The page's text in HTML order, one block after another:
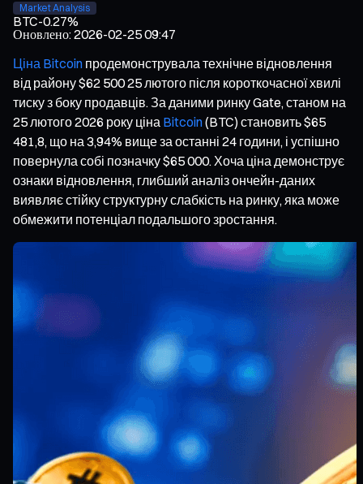
Market Analysis
BTC-0.27%
Оновлено:2026-02-25 09:47
Ціна Bitcoin продемонструвала технічне відновлення
від району $62 500 25 лютого після короткочасної хвилі
тиску з боку продавців. За даними ринку Gate, станом на
25 лютого 2026 року ціна Bitcoin(BTC) становить $65
481,8, що на 3,94% вище за останні 24 години, і успішно
повернула собі позначку $65 000. Хоча ціна демонструє
ознаки відновлення, глибший аналіз ончейн-даних
виявляє стійку структурну слабкість на ринку, яка може
обмежити потенціал подальшого зростання.